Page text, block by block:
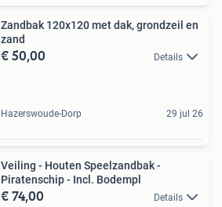
Zandbak 120x120 met dak, grondzeil en
zand
€ 50,00 Details
Hazerswoude-Dorp 29 jul 26
Veiling - Houten Speelzandbak -
Piratenschip - Incl. Bodempl
€ 74,00 Details